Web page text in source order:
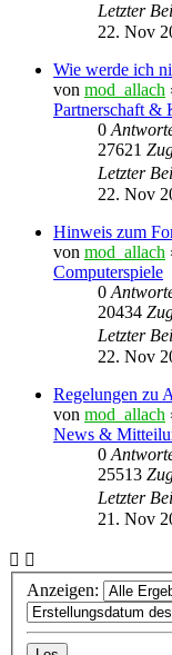
Letzter
22. Nov
Wie werde ich
von mod_allach
Partnerschaft &
0
27621
Letzter
22. Nov
Hinweis zum
von mod_allach
Computerspiele
0
20434
Letzter
22. Nov
Regelungen zu
von mod_allach
News &
0
25513
Letzter
21. Nov
Anzeigen: